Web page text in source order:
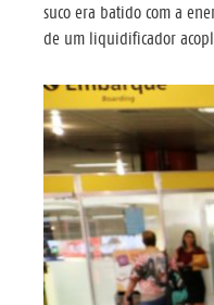
suco era batido com a
de um liquidificador